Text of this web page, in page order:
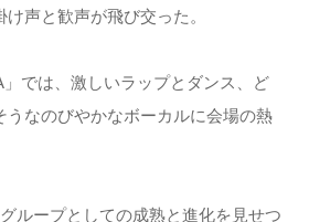
声と歓声が飛び交った。
では、激しいラップとダンス、ど
うなのびやかなボーカルに会場の熱
ループとしての成熟と進化を見せつ